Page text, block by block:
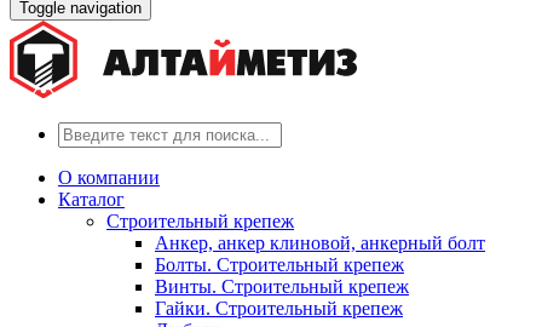
Toggle navigation
О компании
Каталог
Строительный крепеж
Анкер, анкер клиновой, анкерный болт
Болты. Строительный крепеж
Винты. Строительный крепеж
Гайки. Строительный крепеж